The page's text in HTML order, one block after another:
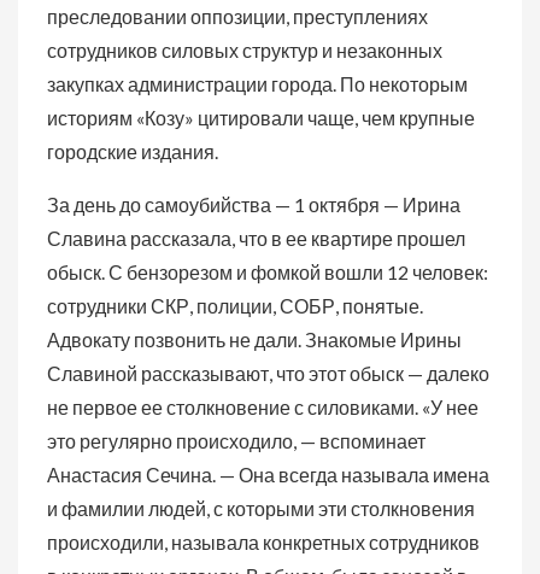
преследовании оппозиции, преступлениях
сотрудников силовых структур и незаконных
закупках администрации города. По некоторым
историям «Козу» цитировали чаще, чем крупные
городские издания.
За день до самоубийства — 1 октября — Ирина
Славина рассказала, что в ее квартире прошел
обыск. С бензорезом и фомкой вошли 12 человек:
сотрудники СКР, полиции, СОБР, понятые.
Адвокату позвонить не дали. Знакомые Ирины
Славиной рассказывают, что этот обыск — далеко
не первое ее столкновение с силовиками. «У нее
это регулярно происходило, — вспоминает
Анастасия Сечина. — Она всегда называла имена
и фамилии людей, с которыми эти столкновения
происходили, называла конкретных сотрудников